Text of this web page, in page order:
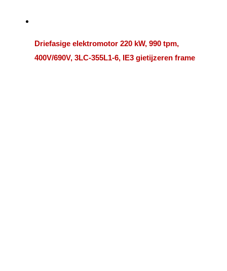
Driefasige elektromotor 220 kW, 990 tpm,
400V/690V, 3LC-355L1-6, IE3 gietijzeren frame